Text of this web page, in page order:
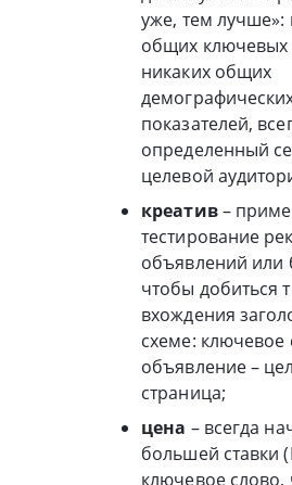
уже, тем лучше»:
общих ключевых
никаких общих
показателей,
определенный
целевой
креатив–
тестирование
объявлений или
чтобы добиться
вхождения
схеме: ключевое
объявление –
страница;
цена – всегда
большей ставки
ключевое